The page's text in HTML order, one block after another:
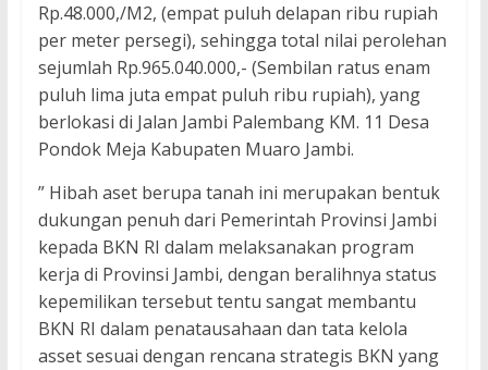
Rp.48.000,/M2, (empat puluh delapan ribu rupiah
per meter persegi), sehingga total nilai perolehan
sejumlah Rp.965.040.000,- (Sembilan ratus enam
puluh lima juta empat puluh ribu rupiah), yang
berlokasi di Jalan Jambi Palembang KM. 11 Desa
Pondok Meja Kabupaten Muaro Jambi.
” Hibah aset berupa tanah ini merupakan bentuk
dukungan penuh dari Pemerintah Provinsi Jambi
kepada BKN RI dalam melaksanakan program
kerja di Provinsi Jambi, dengan beralihnya status
kepemilikan tersebut tentu sangat membantu
BKN RI dalam penatausahaan dan tata kelola
asset sesuai dengan rencana strategis BKN yang